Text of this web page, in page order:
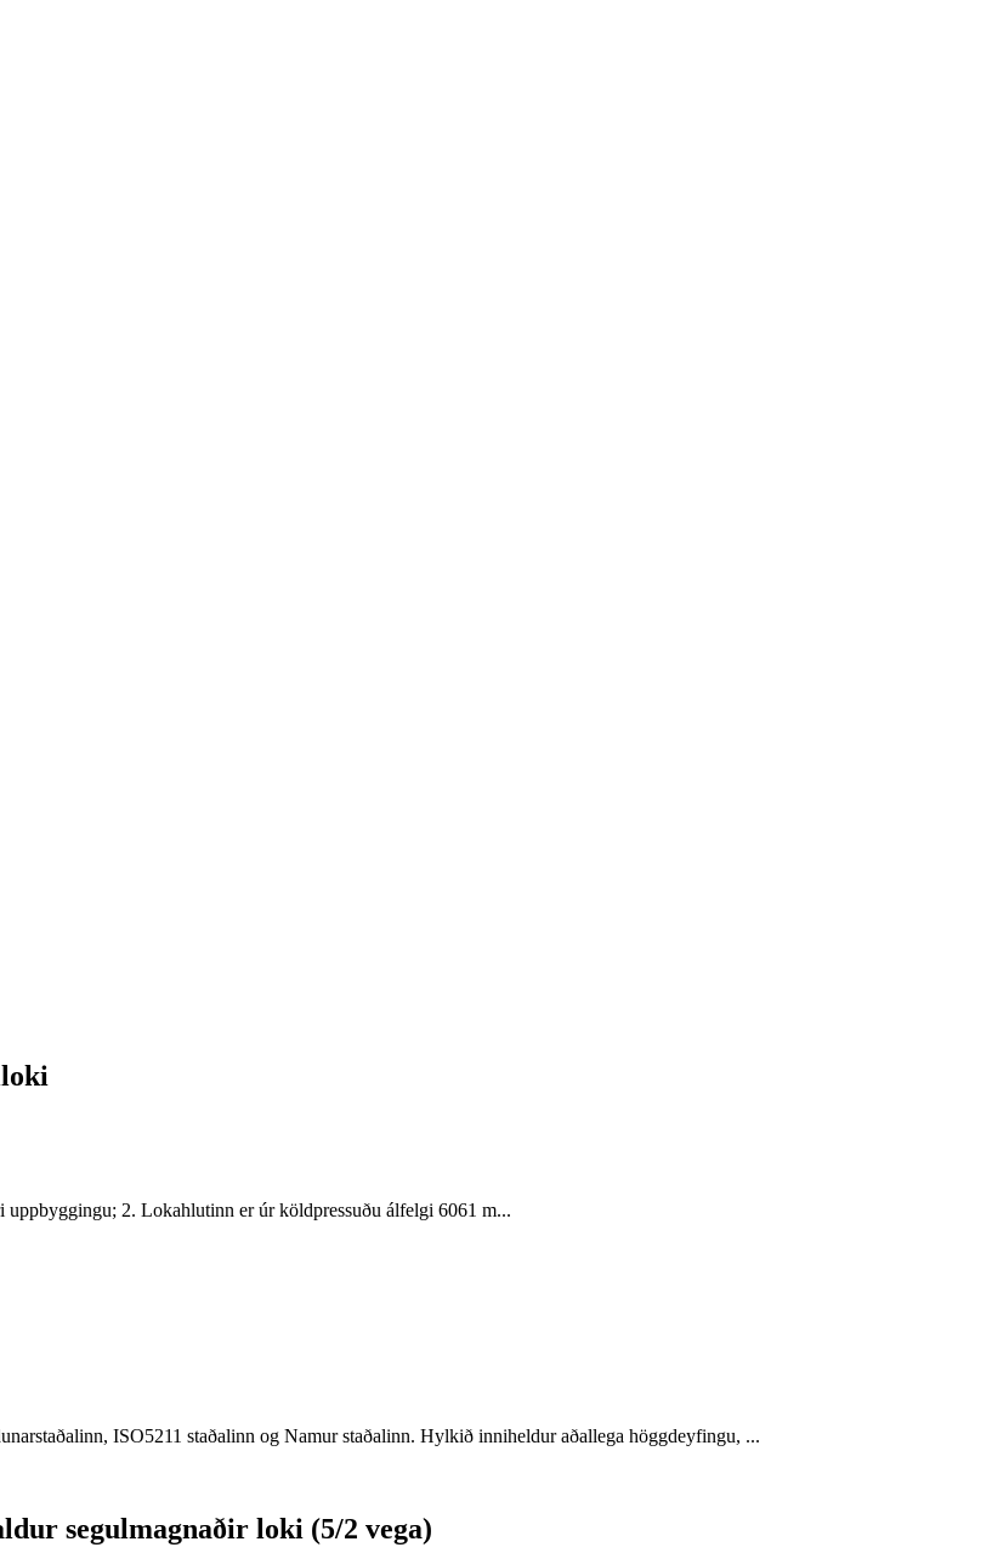
2. Lokahlutinn er úr köldpressuðu álfelgi 6061 m...
ISO5211 staðalinn og Namur staðalinn. Hylkið inniheldur aðallega höggdeyfingu, ...
segulmagnaðir loki (5/2 vega)